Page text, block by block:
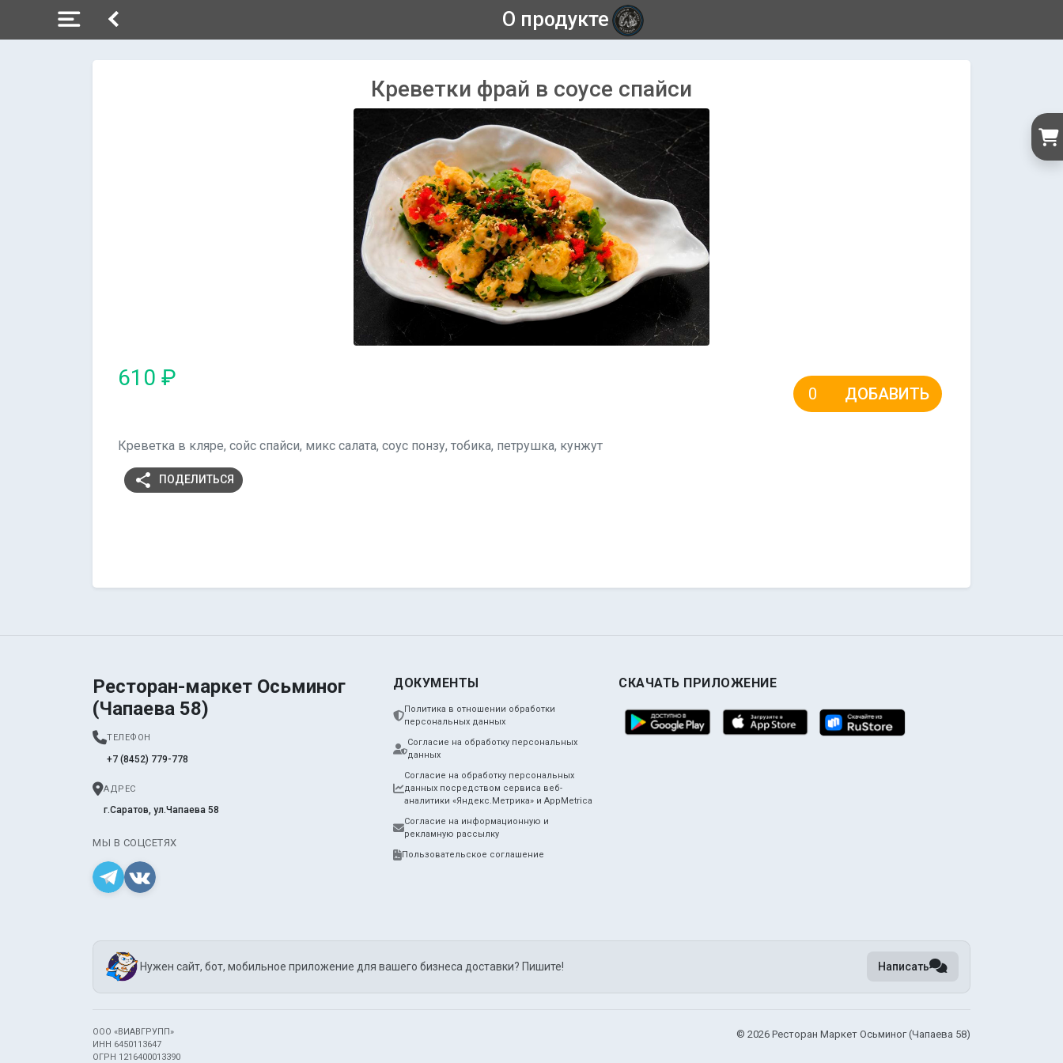
О продукте
Креветки фрай в соусе спайси
610 ₽
ДОБАВИТЬ
Креветка в кляре, сойс спайси, микс салата, соус понзу, тобика, петрушка, кунжут
share ПОДЕЛИТЬСЯ
Ресторан-маркет Осьминог
(Чапаева 58)
ТЕЛЕФОН
+7 (8452) 779-778
АДРЕС
г.Саратов, ул.Чапаева 58
МЫ В СОЦСЕТЯХ
ДОКУМЕНТЫ
Политика в отношении обработки
персональных данных
Согласие на обработку персональных
данных
Согласие на обработку персональных
данных посредством сервиса веб-
аналитики «Яндекс.Метрика» и AppMetrica
Согласие на информационную и
рекламную рассылку
Пользовательское соглашение
СКАЧАТЬ ПРИЛОЖЕНИЕ
Нужен сайт, бот, мобильное приложение для вашего бизнеса доставки? Пишите! Написать
ООО «ВИАВГРУПП»
ИНН 6450113647
ОГРН 1216400013390
© 2026 Ресторан Маркет Осьминог (Чапаева 58)